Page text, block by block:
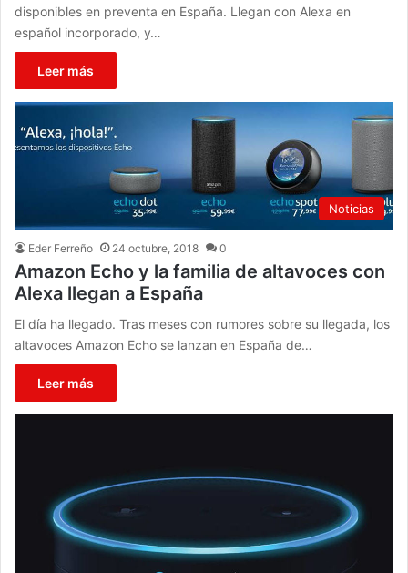
disponibles en preventa en España. Llegan con Alexa en
español incorporado, y…
Leer más
Noticias
Eder Ferreño 24 octubre, 2018 0
Amazon Echo y la familia de altavoces con
Alexa llegan a España
El día ha llegado. Tras meses con rumores sobre su llegada, los
altavoces Amazon Echo se lanzan en España de…
Leer más